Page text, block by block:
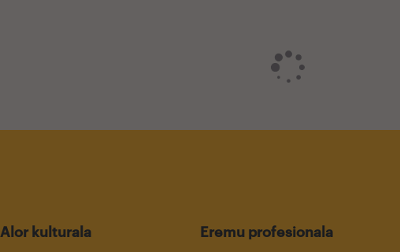
Alor kulturala Eremu profesionala